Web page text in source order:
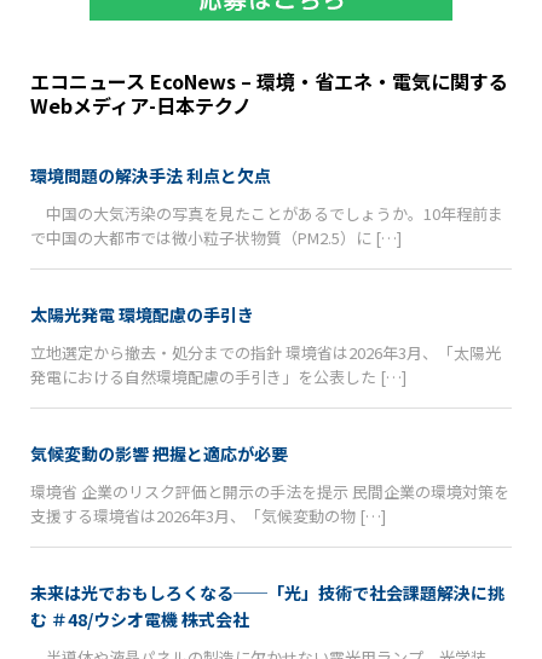
エコニュース EcoNews – 環境・省エネ・電気に関する
Webメディア-日本テクノ
環境問題の解決手法 利点と欠点
中国の大気汚染の写真を見たことがあるでしょうか。10年程前ま
で中国の大都市では微小粒子状物質（PM2.5）に […]
太陽光発電 環境配慮の手引き
立地選定から撤去・処分までの指針 環境省は2026年3月、「太陽光
発電における自然環境配慮の手引き」を公表した […]
気候変動の影響 把握と適応が必要
環境省 企業のリスク評価と開示の手法を提示 民間企業の環境対策を
支援する環境省は2026年3月、「気候変動の物 […]
未来は光でおもしろくなる──「光」技術で社会課題解決に挑
む ＃48/ウシオ電機 株式会社